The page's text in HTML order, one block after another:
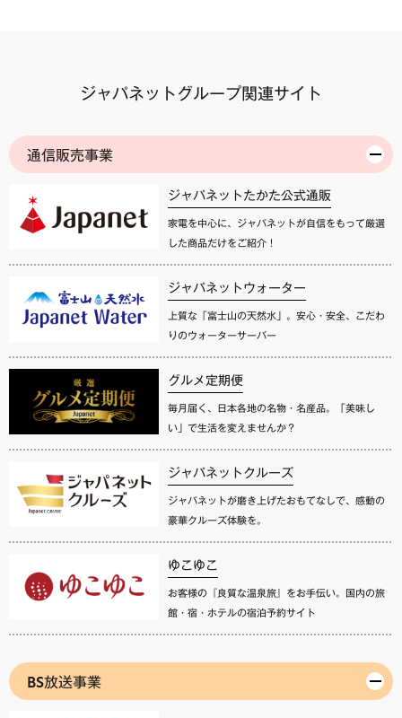
ジャパネットグループ関連サイト
通信販売事業
ジャパネットたかた公式通販
家電を中心に、ジャパネットが自信をもって厳選
した商品だけをご紹介！
ジャパネットウォーター
上質な「富士山の天然水」。安心・安全、こだわ
りのウォーターサーバー
グルメ定期便
毎月届く、日本各地の名物・名産品。「美味し
い」で生活を変えませんか？
ジャパネットクルーズ
ジャパネットが磨き上げたおもてなしで、感動の
豪華クルーズ体験を。
ゆこゆこ
お客様の『良質な温泉旅』をお手伝い。国内の旅
館・宿・ホテルの宿泊予約サイト
BS放送事業